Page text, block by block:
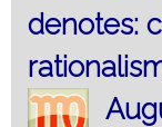
denotes: